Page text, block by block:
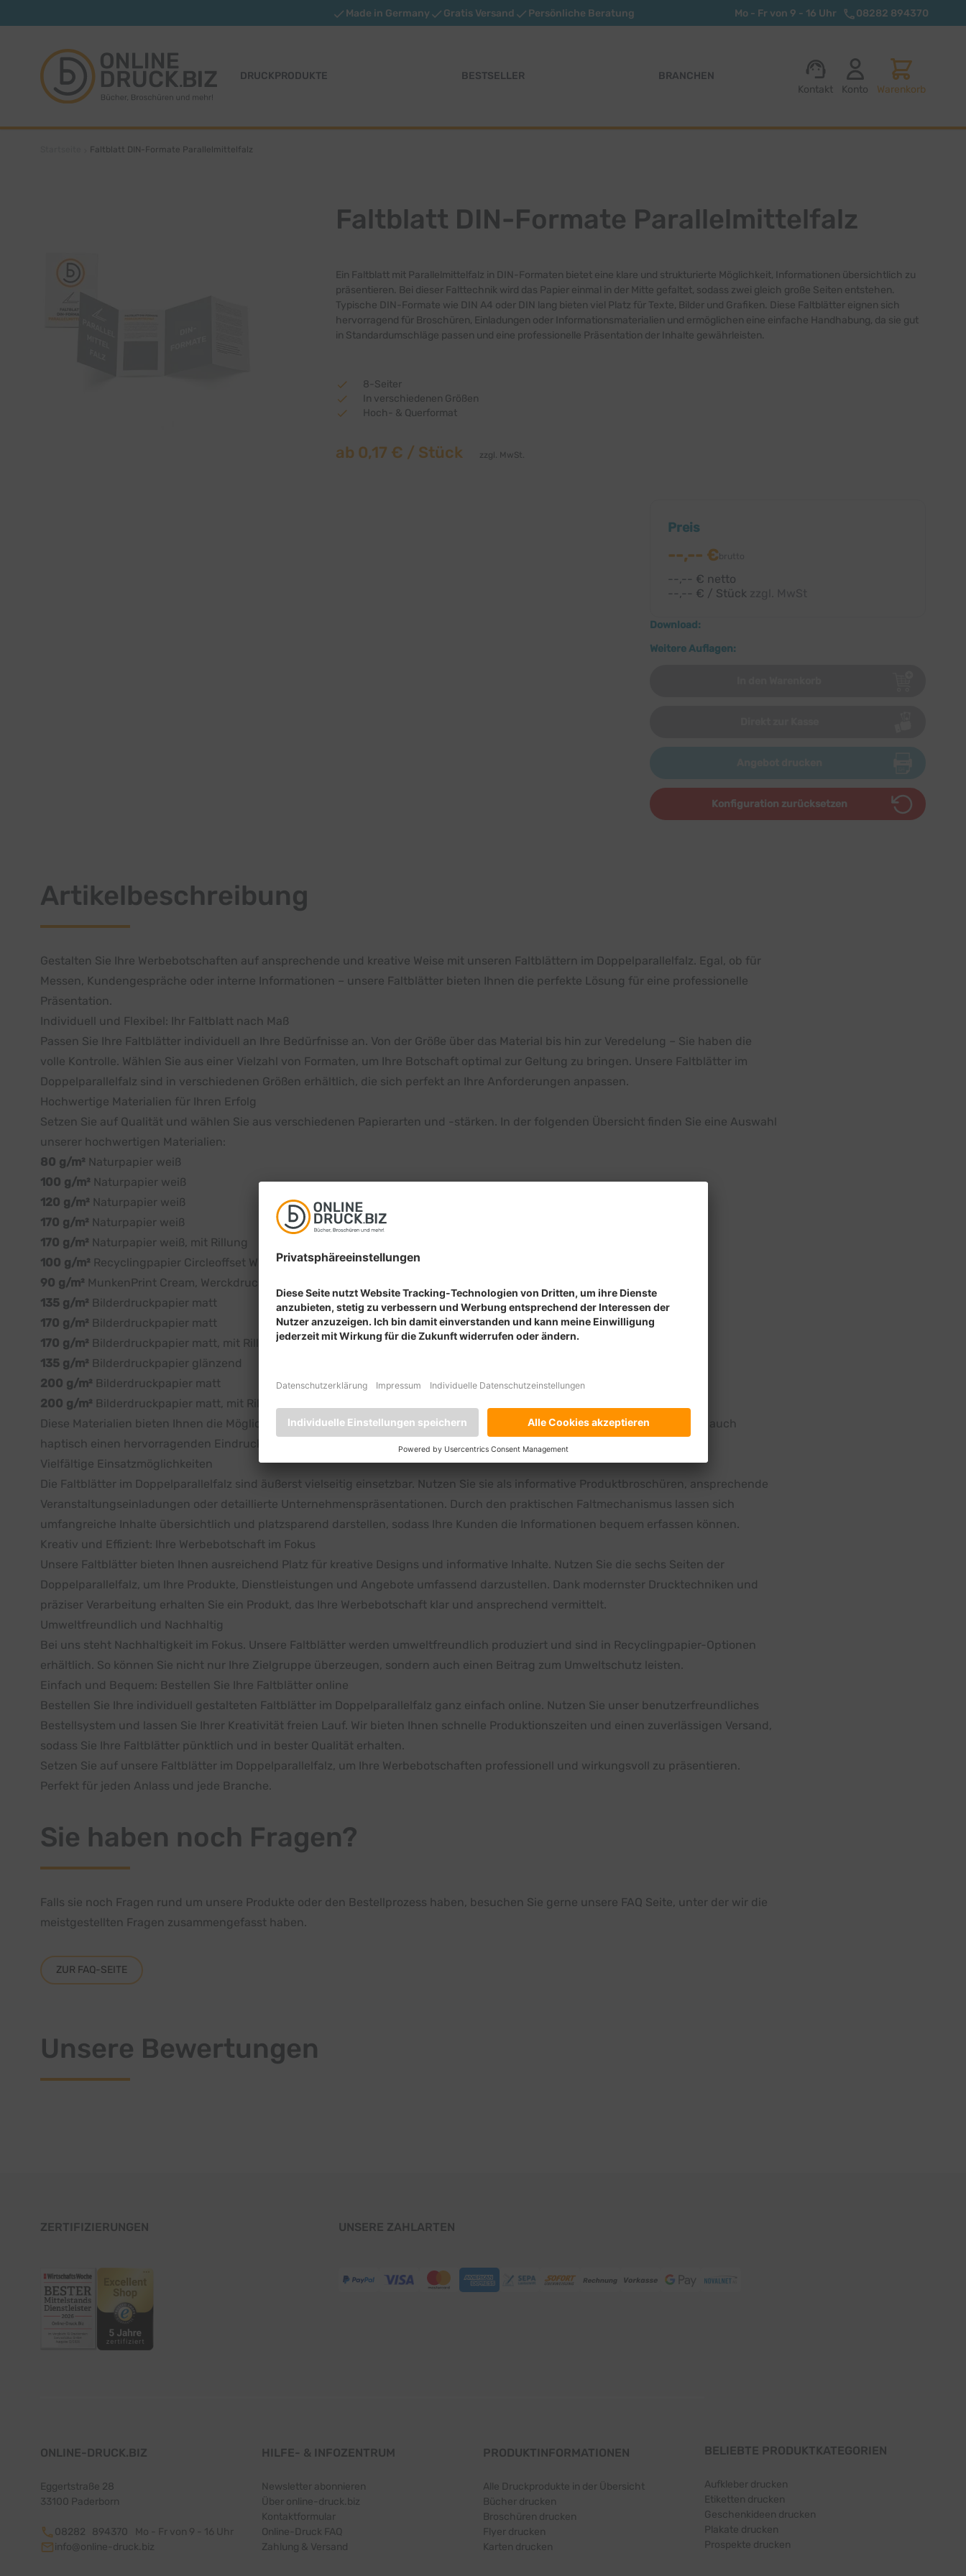
Made in Germany Gratis Versand Persönliche Beratung Mo - Fr von 9 - 16 Uhr 08282 894370
DRUCKPRODUKTE BESTSELLER
BRANCHEN
Kontakt
Konto Warenkorb
Faltblatt DIN-Formate Parallelmittelfalz
Faltblatt DIN-Formate Parallelmittelfalz
Ein Faltblatt mit Parallelmittelfalz in DIN-Formaten bietet eine klare und strukturierte Möglichkeit, Informationen übersichtlich zu
präsentieren. Bei dieser Falttechnik wird das Papier einmal in der Mitte gefaltet, sodass zwei gleich große Seiten entstehen.
Typische DIN-Formate wie DIN A4 oder DIN lang bieten viel Platz für Texte, Bilder und Grafiken. Diese Faltblätter eignen sich
hervorragend für Broschüren, Einladungen oder Informationsmaterialien und ermöglichen eine einfache Handhabung, da sie gut
in Standardumschläge passen und eine professionelle Präsentation der Inhalte gewährleisten.
8-Seiter
In verschiedenen Größen
Hoch- & Querformat
ab 0,17 € / Stück zzgl. MwSt.
Preis
--,-- €
--,-- € netto
--,-- € / Stück
Download:
Weitere Auflagen:
Konfiguration zurücksetzen
Artikelbeschreibung
Gestalten Sie Ihre Werbebotschaften auf ansprechende und kreative Weise mit unseren Faltblättern im Doppelparallelfalz. Egal, ob für
Messen, Kundengespräche oder interne Informationen – unsere Faltblätter bieten Ihnen die perfekte Lösung für eine professionelle
Präsentation.
Individuell und Flexibel: Ihr Faltblatt nach Maß
Passen Sie Ihre Faltblätter individuell an Ihre Bedürfnisse an. Von der Größe über das Material bis hin zur Veredelung – Sie haben die
volle Kontrolle. Wählen Sie aus einer Vielzahl von Formaten, um Ihre Botschaft optimal zur Geltung zu bringen. Unsere Faltblätter im
Doppelparallelfalz sind in verschiedenen Größen erhältlich, die sich perfekt an Ihre Anforderungen anpassen.
Hochwertige Materialien für Ihren Erfolg
Setzen Sie auf Qualität und wählen Sie aus verschiedenen Papierarten und -stärken. In der folgenden Übersicht finden Sie eine Auswahl
unserer hochwertigen Materialien:
80 g/m² Naturpapier weiß
100 g/m² Naturpapier weiß
120 g/m² Naturpapier weiß
170 g/m² Naturpapier weiß
170 g/m² Naturpapier weiß, mit Rillung
100 g/m² Recyclingpapier Circleoffset White, Blauer Engel
90 g/m² MunkenPrint Cream, Werckdruckpapier 1,5, fein holzhaltig
135 g/m² Bilderdruckpapier matt
170 g/m² Bilderdruckpapier matt
170 g/m² Bilderdruckpapier matt, mit Rillung
135 g/m² Bilderdruckpapier glänzend
200 g/m² Bilderdruckpapier matt
200 g/m² Bilderdruckpapier matt, mit Rillung
Diese Materialien bieten Ihnen die Möglichkeit, das passende Papier für Ihre Faltblätter auszuwählen, um sowohl optisch als auch
haptisch einen hervorragenden Eindruck zu hinterlassen.
Vielfältige Einsatzmöglichkeiten
Die Faltblätter im Doppelparallelfalz sind äußerst vielseitig einsetzbar. Nutzen Sie sie als informative Produktbroschüren, ansprechende
Veranstaltungseinladungen oder detaillierte Unternehmenspräsentationen. Durch den praktischen Faltmechanismus lassen sich
umfangreiche Inhalte übersichtlich und platzsparend darstellen, sodass Ihre Kunden die Informationen bequem erfassen können.
Kreativ und Effizient: Ihre Werbebotschaft im Fokus
Unsere Faltblätter bieten Ihnen ausreichend Platz für kreative Designs und informative Inhalte. Nutzen Sie die sechs Seiten der
Doppelparallelfalz, um Ihre Produkte, Dienstleistungen und Angebote umfassend darzustellen. Dank modernster Drucktechniken und
präziser Verarbeitung erhalten Sie ein Produkt, das Ihre Werbebotschaft klar und ansprechend vermittelt.
Umweltfreundlich und Nachhaltig
Bei uns steht Nachhaltigkeit im Fokus. Unsere Faltblätter werden umweltfreundlich produziert und sind in Recyclingpapier-Optionen
erhältlich. So können Sie nicht nur Ihre Zielgruppe überzeugen, sondern auch einen Beitrag zum Umweltschutz leisten.
Einfach und Bequem: Bestellen Sie Ihre Faltblätter online
Bestellen Sie Ihre individuell gestalteten Faltblätter im Doppelparallelfalz ganz einfach online. Nutzen Sie unser benutzerfreundliches
Bestellsystem und lassen Sie Ihrer Kreativität freien Lauf. Wir bieten Ihnen schnelle Produktionszeiten und einen zuverlässigen Versand,
sodass Sie Ihre Faltblätter pünktlich und in bester Qualität erhalten.
Setzen Sie auf unsere Faltblätter im Doppelparallelfalz, um Ihre Werbebotschaften professionell und wirkungsvoll zu präsentieren.
Perfekt für jeden Anlass und jede Branche.
Sie haben noch Fragen?
Falls sie noch Fragen rund um unsere Produkte oder den Bestellprozess haben, besuchen Sie gerne unsere FAQ Seite, unter der wir die
meistgestellten Fragen zusammengefasst haben.
ZUR FAQ-SEITE
Unsere Bewertungen
ZERTIFIZIERUNGEN UNSERE ZAHLARTEN
ONLINE-DRUCK.BIZ
Eggertstraße 28
33100 Paderborn
08282 894370
Mo - Fr von 9 - 16 Uhr
info@online-druck.biz
HILFE- & INFOZENTRUM
Newsletter abonnieren
Über online-druck.biz
Kontaktformular
Online-Druck FAQ
Zahlung & Versand
PRODUKTINFORMATIONEN
Alle Druckprodukte in der Übersicht
Bücher drucken
Broschüren drucken
Flyer drucken
Karten drucken
BELIEBTE PRODUKTKATEGORIEN
Aufkleber drucken
Etiketten drucken
Geschenkideen drucken
Plakate drucken
Prospekte drucken